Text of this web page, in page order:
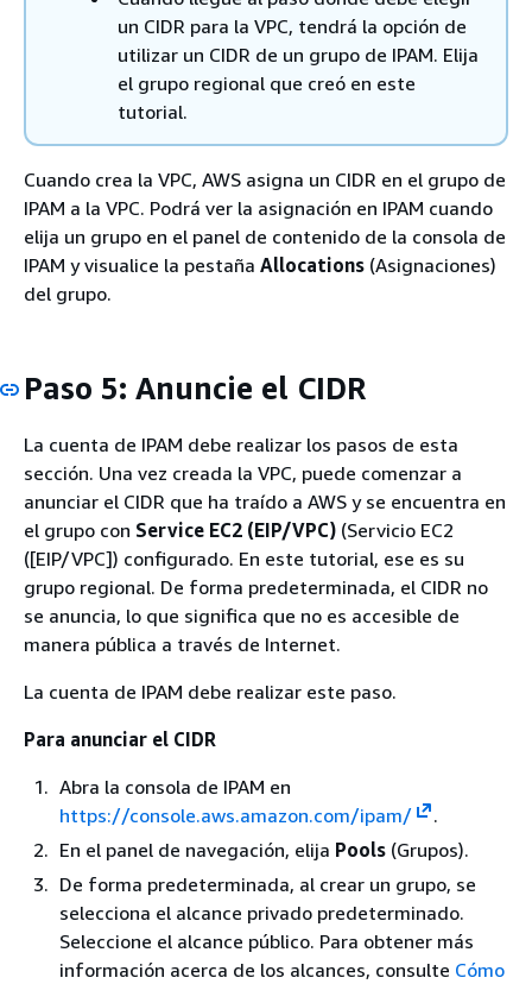
un CIDR para la VPC, tendrá la opción de
utilizar un CIDR de un grupo de IPAM. Elija
el grupo regional que creó en este
tutorial.
Cuando crea la VPC, AWS asigna un CIDR en el grupo de
IPAM a la VPC. Podrá ver la asignación en IPAM cuando
elija un grupo en el panel de contenido de la consola de
IPAM y visualice la pestaña Allocations (Asignaciones)
del grupo.
Paso 5: Anuncie el CIDR
La cuenta de IPAM debe realizar los pasos de esta
sección. Una vez creada la VPC, puede comenzar a
anunciar el CIDR que ha traído a AWS y se encuentra en
el grupo con Service EC2 (EIP/VPC) (Servicio EC2
([EIP/VPC]) configurado. En este tutorial, ese es su
grupo regional. De forma predeterminada, el CIDR no
se anuncia, lo que significa que no es accesible de
manera pública a través de Internet.
La cuenta de IPAM debe realizar este paso.
Para anunciar el CIDR
Abra la consola de IPAM en
https://console.aws.amazon.com/ipam/
.
En el panel de navegación, elija Pools (Grupos).
De forma predeterminada, al crear un grupo, se
selecciona el alcance privado predeterminado.
Seleccione el alcance público. Para obtener más
información acerca de los alcances, consulte Cómo